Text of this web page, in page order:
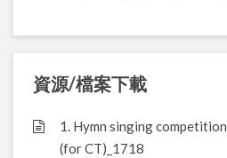
資源/檔案下載
1. Hymn singing competition
(for CT)_1718